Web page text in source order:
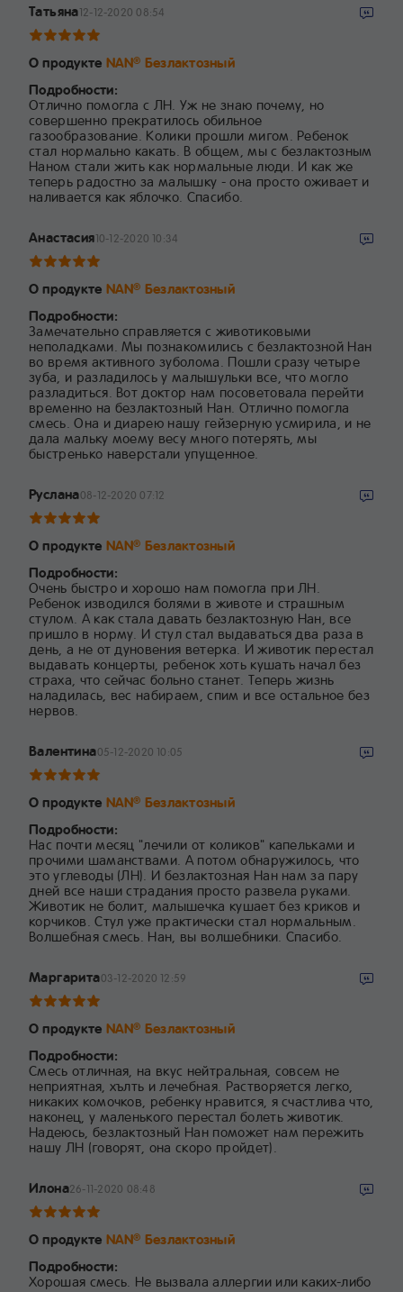
Татьяна12-12-2020 08:54
О продукте NAN® Безлактозный
Подробности:
Отлично помогла с ЛН. Уж не знаю почему, но
совершенно прекратилось обильное
газообразование. Колики прошли мигом. Ребенок
стал нормально какать. В общем, мы с безлактозным
Наном стали жить как нормальные люди. И как же
теперь радостно за малышку - она просто оживает и
наливается как яблочко. Спасибо.
Анастасия10-12-2020 10:34
О продукте NAN® Безлактозный
Подробности:
Замечательно справляется с животиковыми
неполадками. Мы познакомились с безлактозной Нан
во время активного зуболома. Пошли сразу четыре
зуба, и разладилось у малышульки все, что могло
разладиться. Вот доктор нам посоветовала перейти
временно на безлактозный Нан. Отлично помогла
смесь. Она и диарею нашу гейзерную усмирила, и не
дала мальку моему весу много потерять, мы
быстренько наверстали упущенное.
Руслана08-12-2020 07:12
О продукте NAN® Безлактозный
Подробности:
Очень быстро и хорошо нам помогла при ЛН.
Ребенок изводился болями в животе и страшным
стулом. А как стала давать безлактозную Нан, все
пришло в норму. И стул стал выдаваться два раза в
день, а не от дуновения ветерка. И животик перестал
выдавать концерты, ребенок хоть кушать начал без
страха, что сейчас больно станет. Теперь жизнь
наладилась, вес набираем, спим и все остальное без
нервов.
Валентина05-12-2020 10:05
О продукте NAN® Безлактозный
Подробности:
Нас почти месяц "лечили от коликов" капельками и
прочими шаманствами. А потом обнаружилось, что
это углеводы (ЛН). И безлактозная Нан нам за пару
дней все наши страдания просто развела руками.
Животик не болит, малышечка кушает без криков и
корчиков. Стул уже практически стал нормальным.
Волшебная смесь. Нан, вы волшебники. Спасибо.
Маргарита03-12-2020 12:59
О продукте NAN® Безлактозный
Подробности:
Смесь отличная, на вкус нейтральная, совсем не
неприятная, хълть и лечебная. Растворяется легко,
никаких комочков, ребенку нравится, я счастлива что,
наконец, у маленького перестал болеть животик.
Надеюсь, безлактозный Нан поможет нам пережить
нашу ЛН (говорят, она скоро пройдет).
Илона26-11-2020 08:48
О продукте NAN® Безлактозный
Подробности:
Хорошая смесь. Не вызвала аллергии или каких-либо